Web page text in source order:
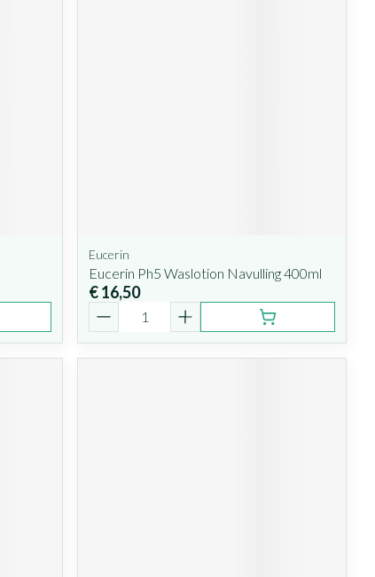
Eucerin
Eucerin Ph5 Waslotion Navulling 400ml
€ 16,50